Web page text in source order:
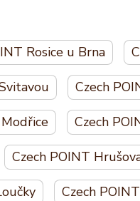
Rosice u Brna
Czech
Czech
Czech POINT
Czech